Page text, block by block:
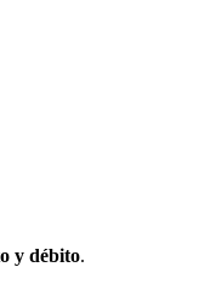
y débito.